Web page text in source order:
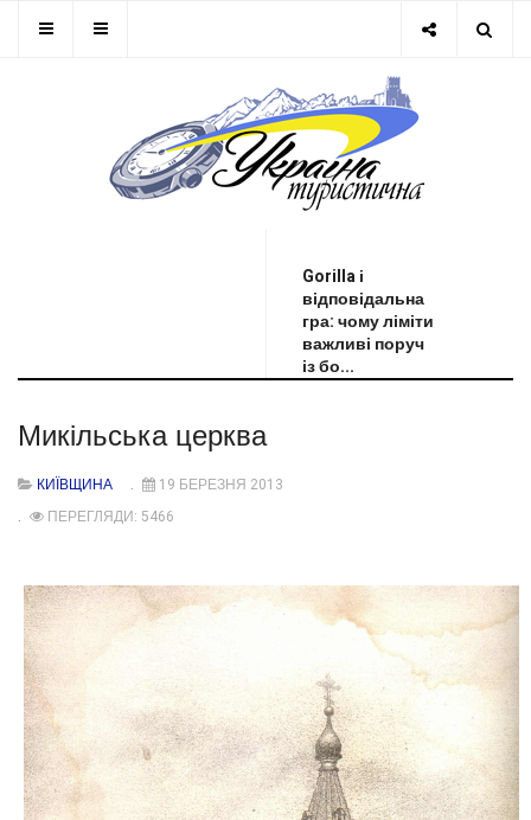
Gorilla і
відповідальна
гра: чому ліміти
важливі поруч
із бо...
Микільська церква
КИЇВЩИНА
19 БЕРЕЗНЯ 2013
ПЕРЕГЛЯДИ: 5466